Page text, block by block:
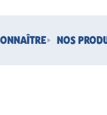
NOS